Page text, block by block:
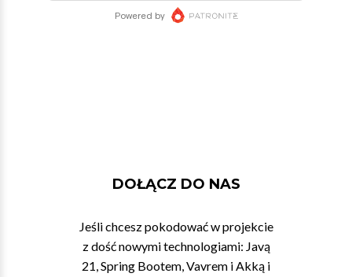
DOŁĄCZ DO NAS
Jeśli chcesz pokodować w projekcie
z dość nowymi technologiami: Javą
21, Spring Bootem, Vavrem i Akką i